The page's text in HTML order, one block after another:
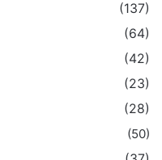
(137)
(64)
(42)
(23)
(28)
(50)